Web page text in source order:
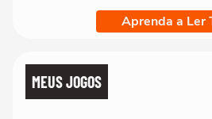
Aprenda a Ler
MEUS JOGOS